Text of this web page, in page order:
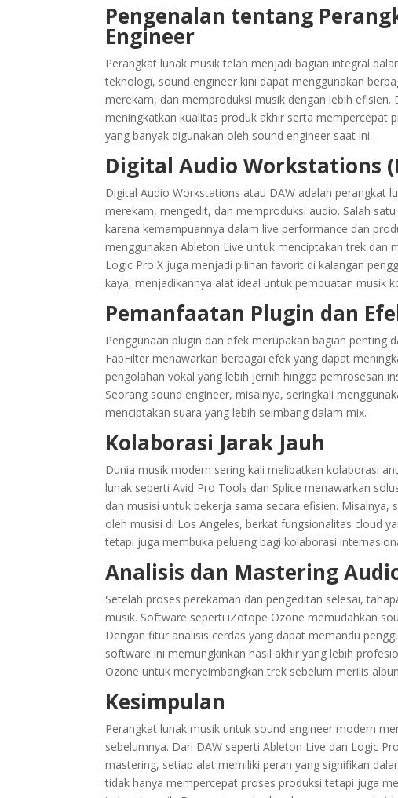
Pengenalan tentang
Engineer
Perangkat lunak musik telah menjadi bagian integral
teknologi, sound engineer kini dapat menggunakan
merekam, dan memproduksi musik dengan lebih
meningkatkan kualitas produk akhir serta mempercepat
yang banyak digunakan oleh sound engineer saat ini.
Digital Audio Workstations
Digital Audio Workstations atau DAW adalah perangkat
merekam, mengedit, dan memproduksi audio. Salah
karena kemampuannya dalam live performance dan
menggunakan Ableton Live untuk menciptakan trek dan
Logic Pro X juga menjadi pilihan favorit di kalangan
kaya, menjadikannya alat ideal untuk pembuatan musik
Pemanfaatan Plugin dan
Penggunaan plugin dan efek merupakan bagian penting
FabFilter menawarkan berbagai efek yang dapat
pengolahan vokal yang lebih jernih hingga pemrosesan
Seorang sound engineer, misalnya, seringkali
menciptakan suara yang lebih seimbang dalam mix.
Kolaborasi Jarak Jauh
Dunia musik modern sering kali melibatkan kolaborasi
lunak seperti Avid Pro Tools dan Splice menawarkan
dan musisi untuk bekerja sama secara efisien.
oleh musisi di Los Angeles, berkat fungsionalitas cloud
tetapi juga membuka peluang bagi kolaborasi
Analisis dan Mastering
Setelah proses perekaman dan pengeditan selesai,
musik. Software seperti iZotope Ozone memudahkan
Dengan fitur analisis cerdas yang dapat memandu
software ini memungkinkan hasil akhir yang lebih
Ozone untuk menyeimbangkan trek sebelum merilis
Kesimpulan
Perangkat lunak musik untuk sound engineer modern
sebelumnya. Dari DAW seperti Ableton Live dan Logic
mastering, setiap alat memiliki peran yang signifikan
tidak hanya mempercepat proses produksi tetapi juga